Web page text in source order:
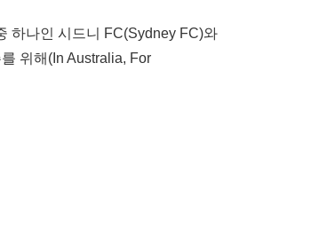
하나인 시드니 FC(Sydney FC)와
위해(In Australia, For